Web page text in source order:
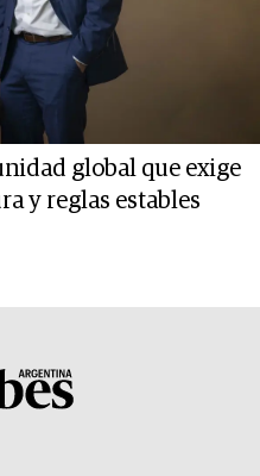
global que exige
y reglas estables